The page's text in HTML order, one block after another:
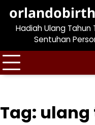
contentHadiah Ulang
Sentuhan
Tag: ulang